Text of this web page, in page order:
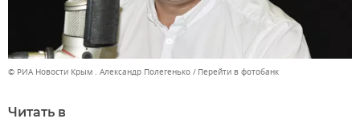
© РИА Новости Крым . Александр Полегенько Перейти в фотобанк
Читать в